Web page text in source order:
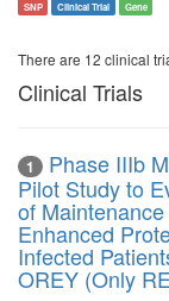
SNP Clinical Trial Gene
There are 12 clinical
Clinical Trials
1
Phase IIIb
Pilot Study to
of
Enhanced
Infected
OREY (Only